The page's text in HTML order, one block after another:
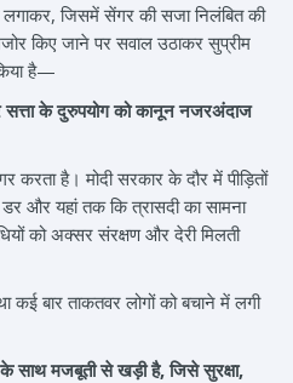
जिसमें सेंगर की सजा निलंबित की
किए जाने पर सवाल उठाकर सुप्रीम
है—
सत्ता के दुरुपयोग को कानून नजरअंदाज
करता है। मोदी सरकार के दौर में पीड़ितों
डर और यहां तक कि त्रासदी का सामना
को अक्सर संरक्षण और देरी मिलती
कई बार ताकतवर लोगों को बचाने में लगी
साथ मजबूती से खड़ी है, जिसे सुरक्षा,